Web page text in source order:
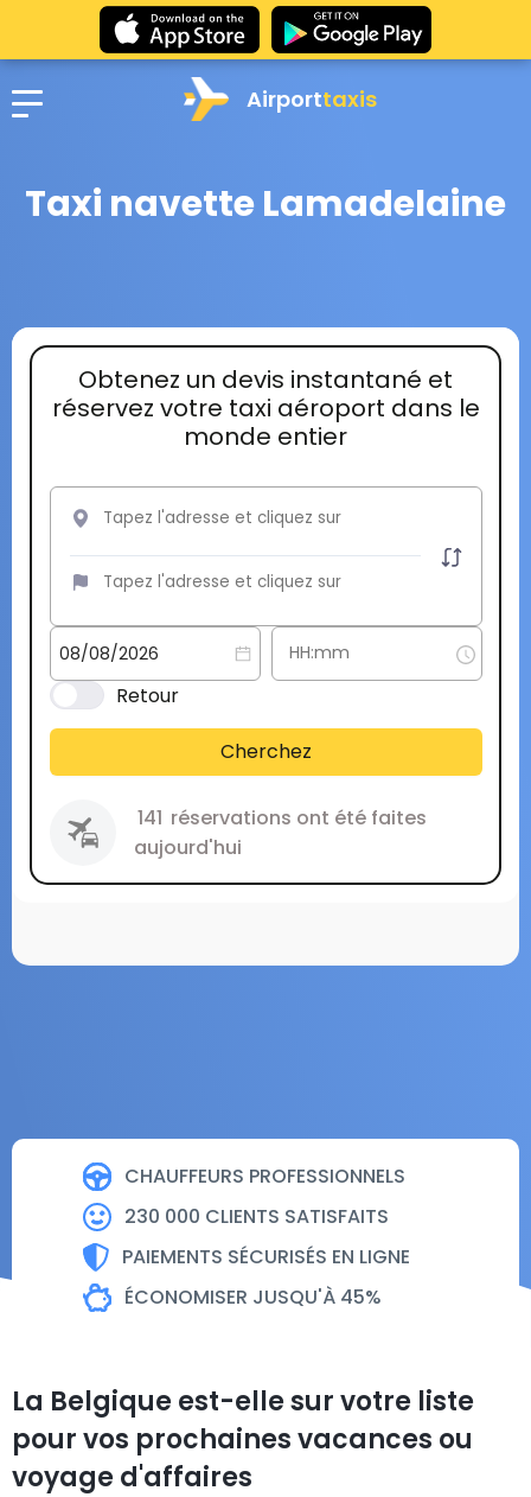
Airporttaxis
Taxi navette Lamadelaine
CHAUFFEURS PROFESSIONNELS
230 000 CLIENTS SATISFAITS
PAIEMENTS SÉCURISÉS EN LIGNE
ÉCONOMISER JUSQU'À 45%
Obtenez un devis instantané et
réservez votre taxi aéroport dans le
monde entier
Retour
Cherchez
141 réservations ont été faites
aujourd'hui
La Belgique est-elle sur votre liste
pour vos prochaines vacances ou
voyage d'affaires